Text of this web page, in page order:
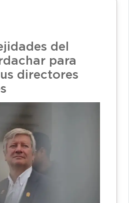
del
para
directores